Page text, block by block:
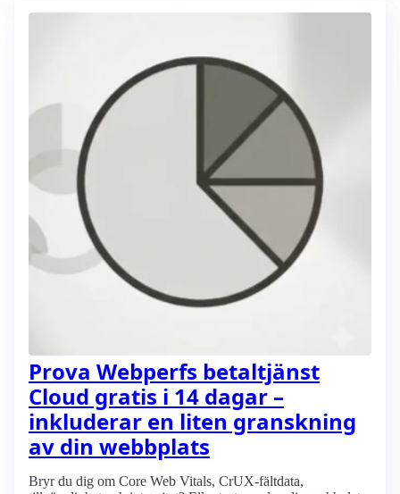
Prova Webperfs betaltjänst
Cloud gratis i 14 dagar –
inkluderar en liten granskning
av din webbplats
Bryr du dig om Core Web Vitals, CrUX-fältdata,